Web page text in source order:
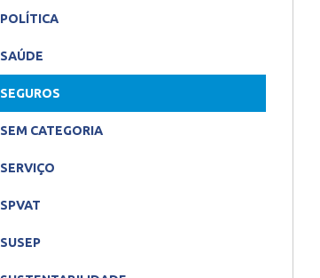
POLÍTICA
SAÚDE
SEGUROS
SEM CATEGORIA
SERVIÇO
SPVAT
SUSEP